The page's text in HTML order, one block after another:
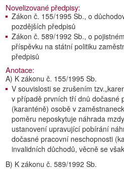
Novelizované předpisy:
Zákon č. 155/1995 Sb., o
pozdějších předpisů
Zákon č. 589/1992 Sb., o
příspěvku na státní politiku
předpisů
Anotace:
A) K zákonu č. 155/1995 Sb.
V souvislosti se zrušením
v případě prvních tří dnů dočasné
(karanténě) osobě v
poměru neposkytuje náhrada
ustanovení upravující pobírání
dočasné pracovní neschopnosti
invalidních důchodů, věcně se
B) K zákonu č. 589/1992 Sb.